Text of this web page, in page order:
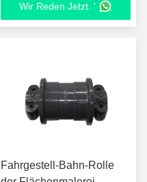
Wir Reden Jetzt. '
Fahrgestell-Bahn-Rolle